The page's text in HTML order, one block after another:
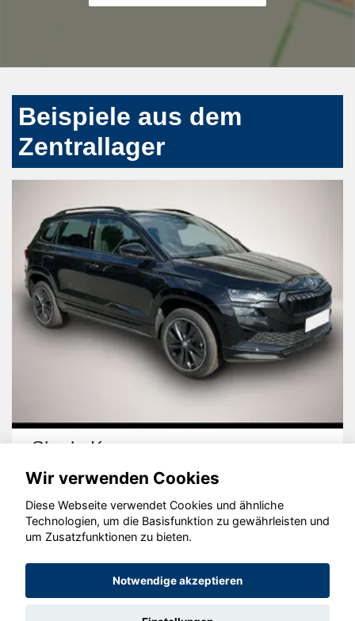
Beispiele aus dem
Zentrallager
Skoda Karoq
© konjunkturmotor.de GmbH 2020 - 2026
Wir verwenden Cookies
Diese Webseite verwendet Cookies und ähnliche
Technologien, um die Basisfunktion zu gewährleisten und
um Zusatzfunktionen zu bieten.
Notwendige akzeptieren